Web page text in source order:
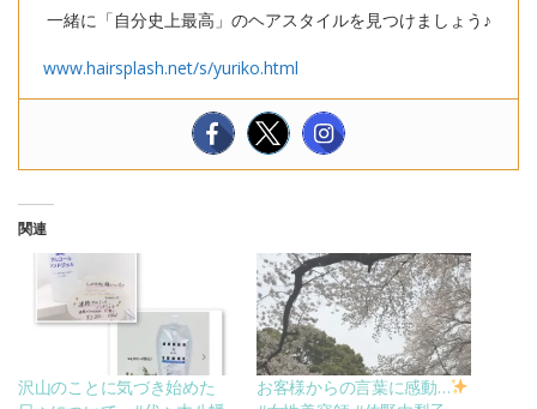
一緒に「自分史上最高」のヘアスタイルを見つけましょう♪
www.hairsplash.net/s/yuriko.html
関連
沢山のことに気づき始めた
お客様からの言葉に感動…